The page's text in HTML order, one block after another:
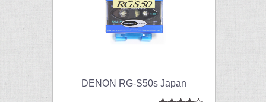
DENON RG-S50s Japan